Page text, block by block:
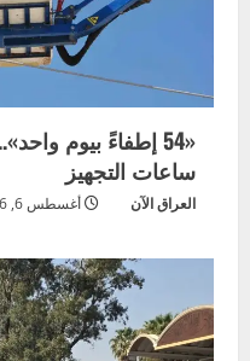
«54 إطفاءً بيوم
ساعات التجهيز
العراق الآن أغسطس 6, 2026